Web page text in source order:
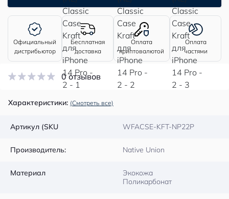
Официальный
дистрибьютор
Бесплатная
доставка
Оплата
криптовалютой
Оплата
частями
0 отзывов
Характеристики: (Смотреть все)
Артикул (SKU WFACSE-KFT-NP22P
Производитель: Native Union
Материал
Экокожа
Поликарбонат